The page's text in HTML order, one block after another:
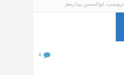
برچسب: ابوالحسن بیدارمغز
۸